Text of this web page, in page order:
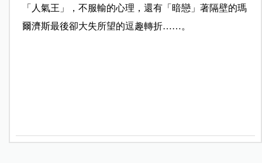
「人氣王」，不服輸的心理，還有「暗戀」著隔壁的瑪
爾濟斯最後卻大失所望的逗趣轉折……。